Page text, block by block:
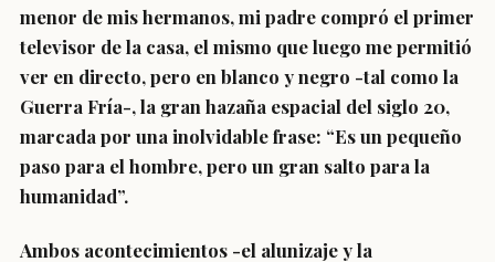
menor de mis hermanos, mi padre compró el primer
televisor de la casa, el mismo que luego me permitió
ver en directo, pero en blanco y negro -tal como la
Guerra Fría-, la gran hazaña espacial del siglo 20,
marcada por una inolvidable frase: “Es un pequeño
paso para el hombre, pero un gran salto para la
humanidad”.
Ambos acontecimientos -el alunizaje y la